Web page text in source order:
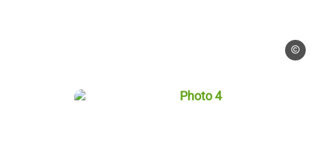
Photo 4, © Blogueurs